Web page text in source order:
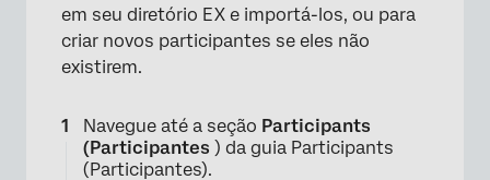
em seu diretório EX e importá-los, ou para
criar novos participantes se eles não
existirem.
Navegue até a seção Participants
(Participantes ) da guia Participants
(Participantes).